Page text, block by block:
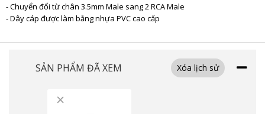
- Chuyển đổi từ chân 3.5mm Male sang 2 RCA Male
- Dây cáp được làm bằng nhựa PVC cao cấp
SẢN PHẨM ĐÃ XEM Xóa lịch sử
×